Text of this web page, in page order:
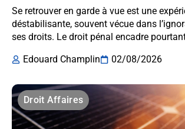
Se retrouver en garde à vue est une
déstabilisante, souvent vécue dans
ses droits. Le droit pénal encadre
Edouard Champlin
02/08/2026
Droit Affaires